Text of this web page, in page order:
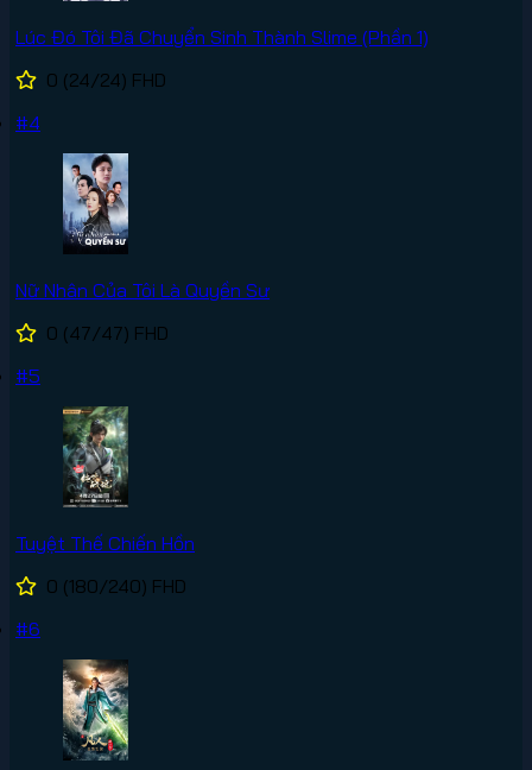
Lúc Đó Tôi Đã Chuyển Sinh Thành Slime (Phần 1)
0 (24/24) FHD
#4
Nữ Nhân Của Tôi Là Quyền Sư
0 (47/47) FHD
#5
Tuyệt Thế Chiến Hồn
0 (180/240) FHD
#6